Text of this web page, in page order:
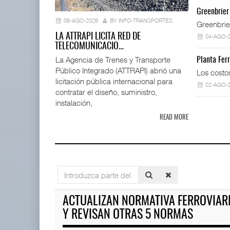
06-AGO-2026 BY INFO-TRANSPORTES
LA ATTRAPI LICITA RED DE
TELECOMUNICACIO…
La Agencia de Trenes y Transporte
Público Integrado (ATTRAPI) abrió una
licitación pública internacional para
contratar el diseño, suministro,
instalación,
READ MORE
04-AGO-
Planta
Los
02-AGO-
Introduzca
parte
del
título
ACTUALIZAN NORMATIVA
Y REVISAN OTRAS 5 NORMAS
TMAZ eleva 77% movimiento de
carga suelta y s ...
05 AGO 2026
EE.UU. plantea nuevas
restricciones para trip ...
05 AGO 2026
IT-
06 AGO
06 AGO 2026
IT-ANÁLISIS: Volaris abrirá
06 AGO 2026